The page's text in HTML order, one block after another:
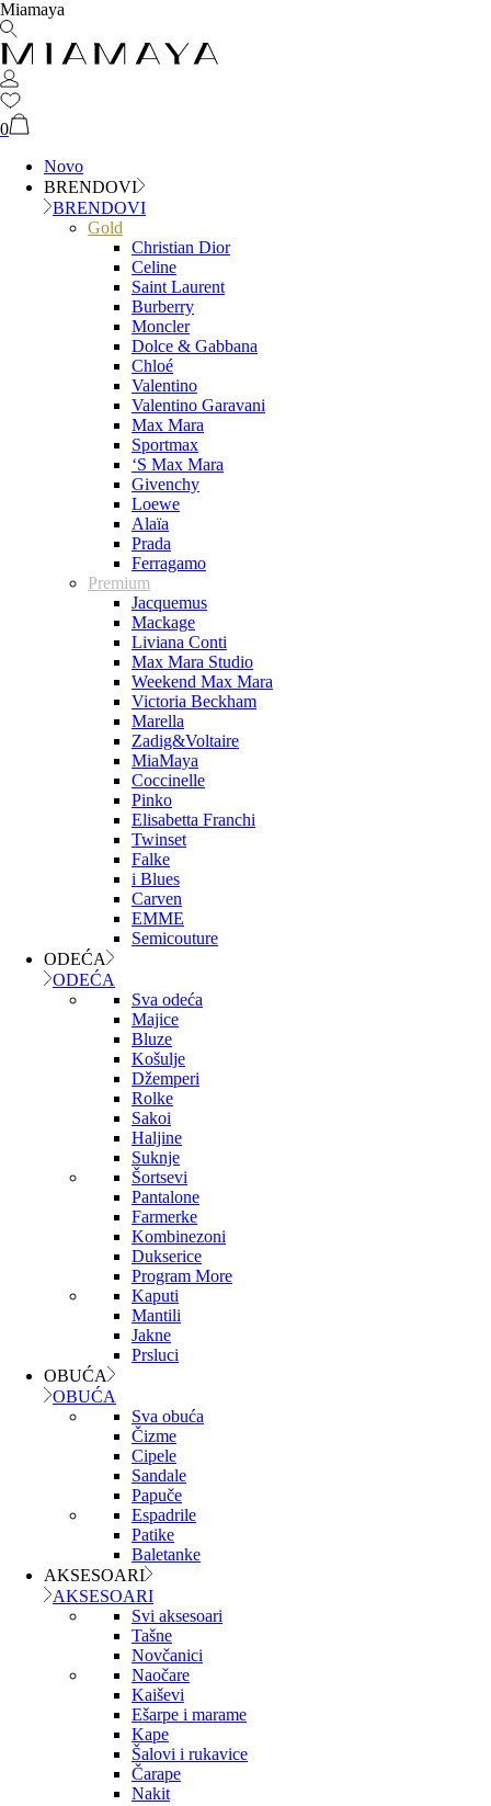
Miamaya
0
Novo
BRENDOVI
BRENDOVI
Gold
Christian Dior
Celine
Saint Laurent
Burberry
Moncler
Dolce & Gabbana
Chloé
Valentino
Valentino Garavani
Max Mara
Sportmax
‘S Max Mara
Givenchy
Loewe
Alaïa
Prada
Ferragamo
Premium
Jacquemus
Mackage
Liviana Conti
Max Mara Studio
Weekend Max Mara
Victoria Beckham
Marella
Zadig&Voltaire
MiaMaya
Coccinelle
Pinko
Elisabetta Franchi
Twinset
Falke
i Blues
Carven
EMME
Semicouture
ODEĆA
ODEĆA
Sva odeća
Majice
Bluze
Košulje
Džemperi
Rolke
Sakoi
Haljine
Suknje
Šortsevi
Pantalone
Farmerke
Kombinezoni
Dukserice
Program More
Kaputi
Mantili
Jakne
Prsluci
OBUĆA
OBUĆA
Sva obuća
Čizme
Cipele
Sandale
Papuče
Espadrile
Patike
Baletanke
AKSESOARI
AKSESOARI
Svi aksesoari
Tašne
Novčanici
Naočare
Kaiševi
Ešarpe i marame
Kape
Šalovi i rukavice
Čarape
Nakit